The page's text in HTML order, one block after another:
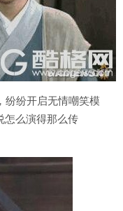
纷纷开启无情嘲笑模
怎么演得那么传